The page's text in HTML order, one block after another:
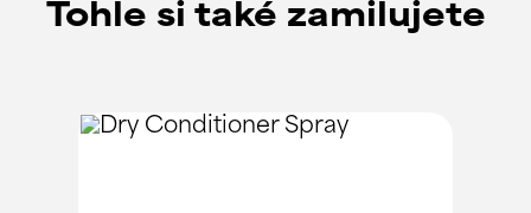
Tohle si také zamilujete